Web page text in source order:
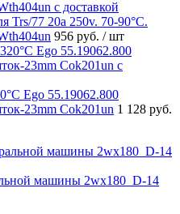
Trs/77 20a 250v. 70-90°C.
956 руб. / шт
Ego 55.19062.800
23mm Cok201un 1 128 руб.
машины 2wx180_D-14